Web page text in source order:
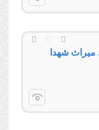
میراث شهدا